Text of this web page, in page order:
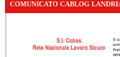
COMUNICATO CABLOG